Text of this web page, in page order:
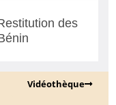
des
Vidéothèque